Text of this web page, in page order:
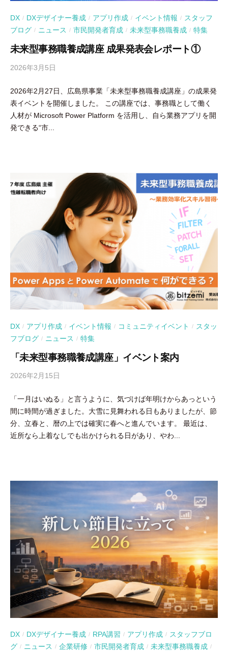
DX / DXデザイナー養成 / アプリ作成 / イベント情報 / スタッフ
ブログ / ニュース / 市民開発者育成 / 未来型事務職養成 / 特集
未来型事務職養成講座 成果発表会レポート①
2026年3月5日
吉
田
豪
2026年2月27日、広島県事業「未来型事務職養成講座」の成果発
表イベントを開催しました。 この講座では、事務職として働く
人材が Microsoft Power Platform を活用し、自ら業務アプリを開
発できる“市...
DX / アプリ作成 / イベント情報 / コミュニティイベント / スタッ
フブログ / ニュース / 特集
「未来型事務職養成講座」イベント案内
2026年2月15日
吉
田
豪
「一月はいぬる」と言うように、気づけば年明けからあっという
間に時間が過ぎました。大雪に見舞われる日もありましたが、節
分、立春と、暦の上では確実に春へと進んでいます。 最近は、
近所なら上着なしでも出かけられる日があり、やわ...
DX / DXデザイナー養成 / RPA講習 / アプリ作成 / スタッフブロ
グ / ニュース / 企業研修 / 市民開発者育成 / 未来型事務職養成 /